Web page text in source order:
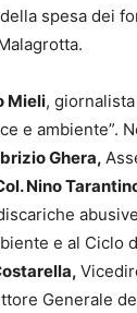
spesa dei
Mieli,
e ambiente”.
Ghera,
Nino
e al Ciclo
Generale